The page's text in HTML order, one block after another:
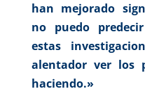
han mejorado
no puedo
estas
alentador ver los
haciendo.»